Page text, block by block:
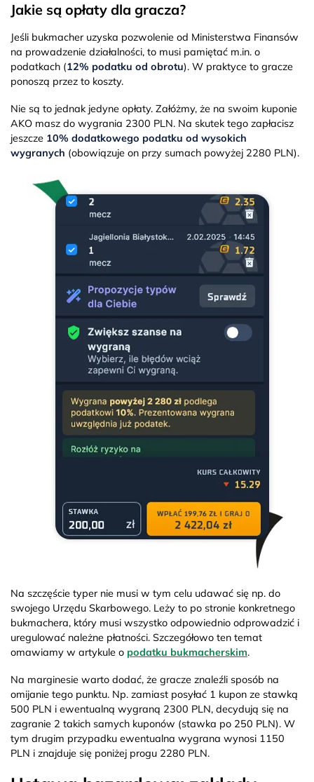
Jakie są opłaty dla gracza?
Jeśli bukmacher uzyska pozwolenie od Ministerstwa Finansów
na prowadzenie działalności, to musi pamiętać m.in. o
podatkach (12% podatku od obrotu). W praktyce to gracze
ponoszą przez to koszty.
Nie są to jednak jedyne opłaty. Załóżmy, że na swoim kuponie
AKO masz do wygrania 2300 PLN. Na skutek tego zapłacisz
jeszcze 10% dodatkowego podatku od wysokich
wygranych (obowiązuje on przy sumach powyżej 2280 PLN).
Na szczęście typer nie musi w tym celu udawać się np. do
swojego Urzędu Skarbowego. Leży to po stronie konkretnego
bukmachera, który musi wszystko odpowiednio odprowadzić i
uregulować należne płatności. Szczegółowo ten temat
omawiamy w artykule o podatku bukmacherskim.
Na marginesie warto dodać, że gracze znaleźli sposób na
omijanie tego punktu. Np. zamiast posyłać 1 kupon ze stawką
500 PLN i ewentualną wygraną 2300 PLN, decydują się na
zagranie 2 takich samych kuponów (stawka po 250 PLN). W
tym drugim przypadku ewentualna wygrana wynosi 1150
PLN i znajduje się poniżej progu 2280 PLN.